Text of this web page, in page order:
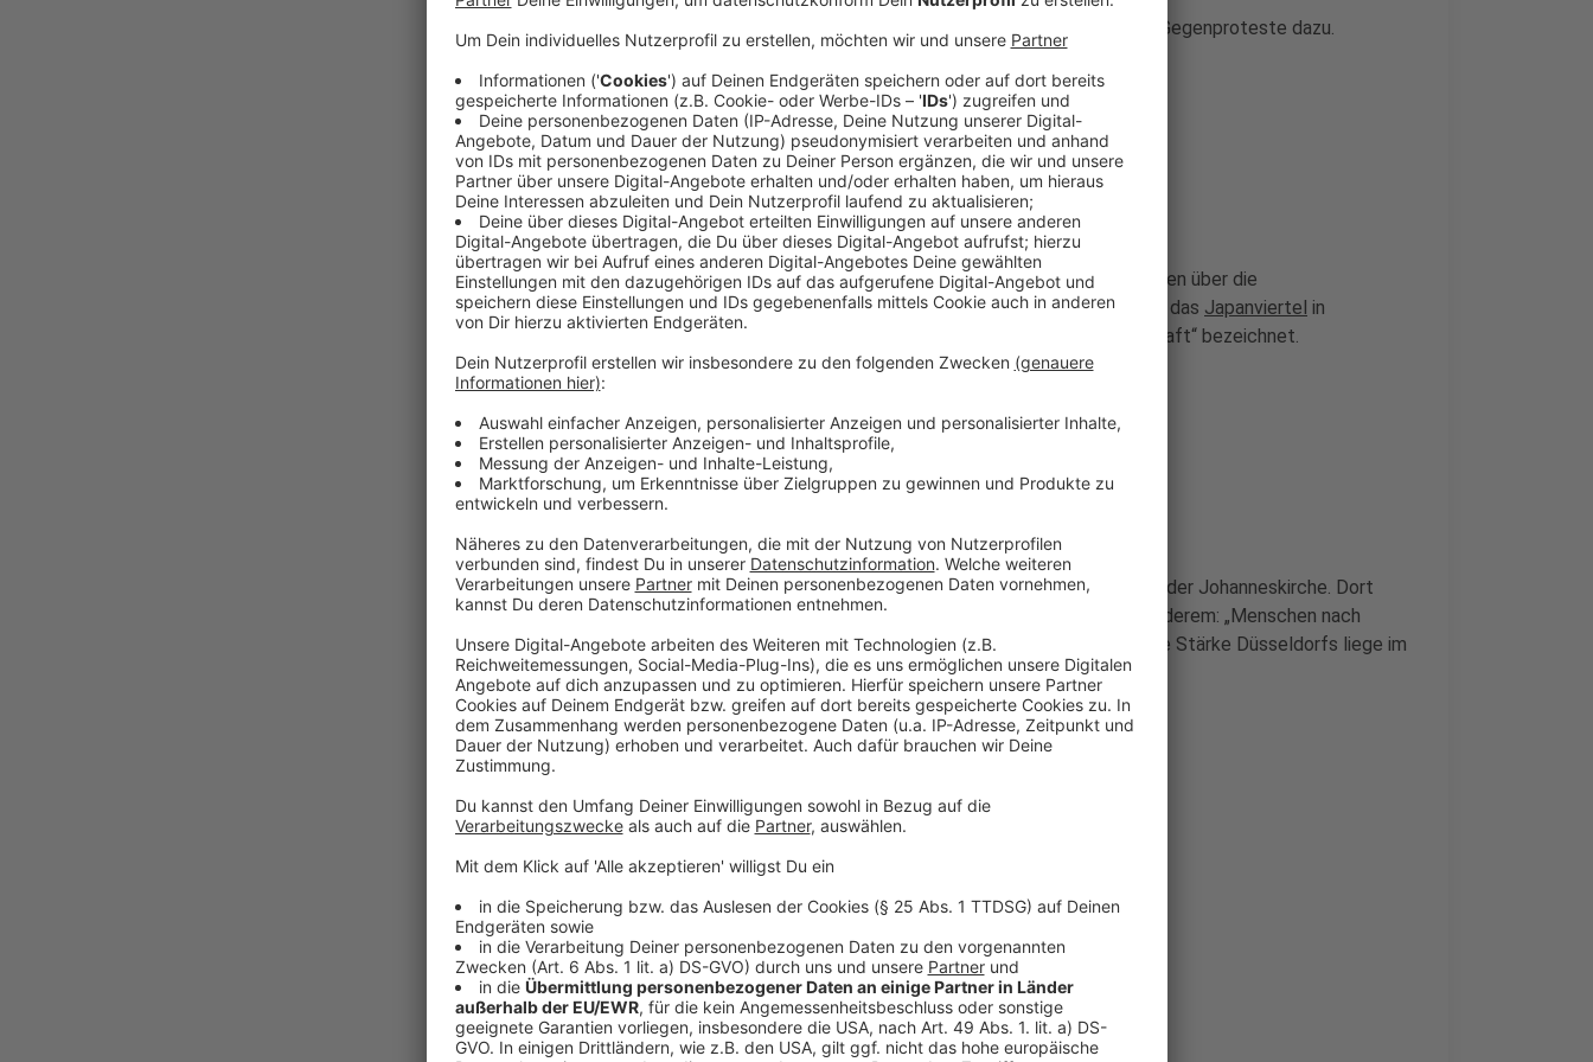
Auslöser war ein sogenannter Stadtspaziergang der AfD und die Gegenproteste dazu.
Anzeige
25 Teilehmer bei AfD-Veranstaltung
Anzeige
Ab dem Nachmittag war die AfD laut Polizeimit etwa 25 Menschen über die
Immermannstraße gezogen. Die rechtspopulistische Partei hatte das Japanviertel in
Düsseldorf vorab als „gelungenes Beispiel einer Parallelgesellschaft“ bezeichnet.
OB Keller findet deutliche Worte
Anzeige
Dagegen protestierten Hunderte Düsseldorfer unter anderem an der Johanneskirche. Dort
sprach auch Oberbürgermeister Stephan Keller. Er sagte unter anderem: „Menschen nach
Herkunft zu unterteilen ist Rassismus – und den lehnen wir ab. Die Stärke Düsseldorfs liege im
Miteinander, dafür stehe man gemeinsam ein."
Anzeige
Weitere Infos und Links zum Thema:
So haben wir bei den letzten Protesten berichtet:
Blaulichtmeldungen aus Düsseldorf: